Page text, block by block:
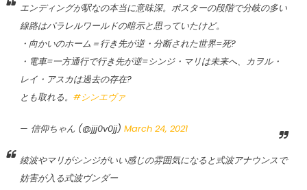
エンディングが駅なの本当に意味深。ポスターの段階で分岐の多い
線路はパラレルワールドの暗示と思っていたけど。
・向かいのホーム＝行き先が逆・分断された世界=死?
・電車=一方通行で行き先が逆=シンジ・マリは未来へ、カヲル・
レイ・アスカは過去の存在?
とも取れる。 #シンエヴァ
— 信仰ちゃん (@jjj0v0jj) March 24, 2021
綾波やマリがシンジがいい感じの雰囲気になると式波アナウンスで
妨害が入る式波ヴンダー